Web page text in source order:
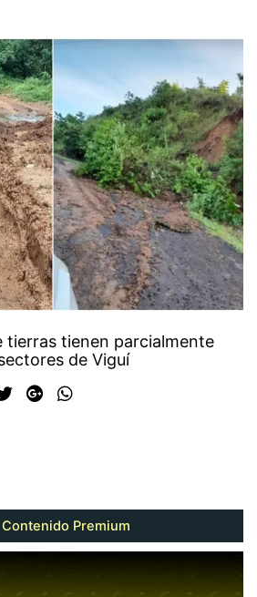
tierras tienen parcialmente
de Viguí
Contenido Premium